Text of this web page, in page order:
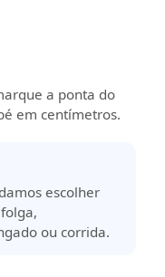
a ponta do
em centímetros.
escolher
ou corrida.